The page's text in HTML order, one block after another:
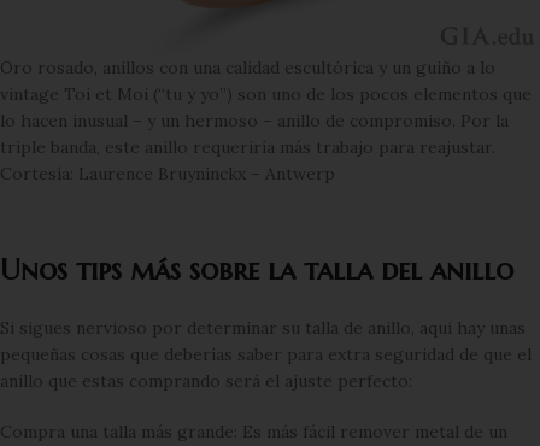
Oro rosado, anillos con una calidad escultórica y un guiño a lo
vintage Toi et Moi (“tu y yo”) son uno de los pocos elementos que
lo hacen inusual – y un hermoso – anillo de compromiso. Por la
triple banda, este anillo requeriría más trabajo para reajustar.
Cortesía: Laurence Bruyninckx – Antwerp
Unos tips más sobre la talla del anillo
Si sigues nervioso por determinar su talla de anillo, aquí hay unas
pequeñas cosas que deberías saber para extra seguridad de que el
anillo que estas comprando será el ajuste perfecto:
Compra una talla más grande: Es más fácil remover metal de un